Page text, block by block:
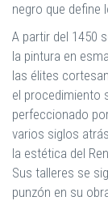
negro que define
A partir del 1450
la pintura en
las élites
el procedimiento
perfeccionado
varios siglos
la estética del
Sus talleres se
punzón en su